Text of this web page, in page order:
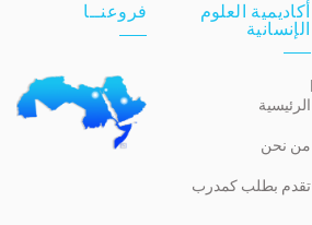
أكاديمية العلوم
الإنسانية
الرئيسية
من نحن
تقدم بطلب كمدرب
فروعنــا